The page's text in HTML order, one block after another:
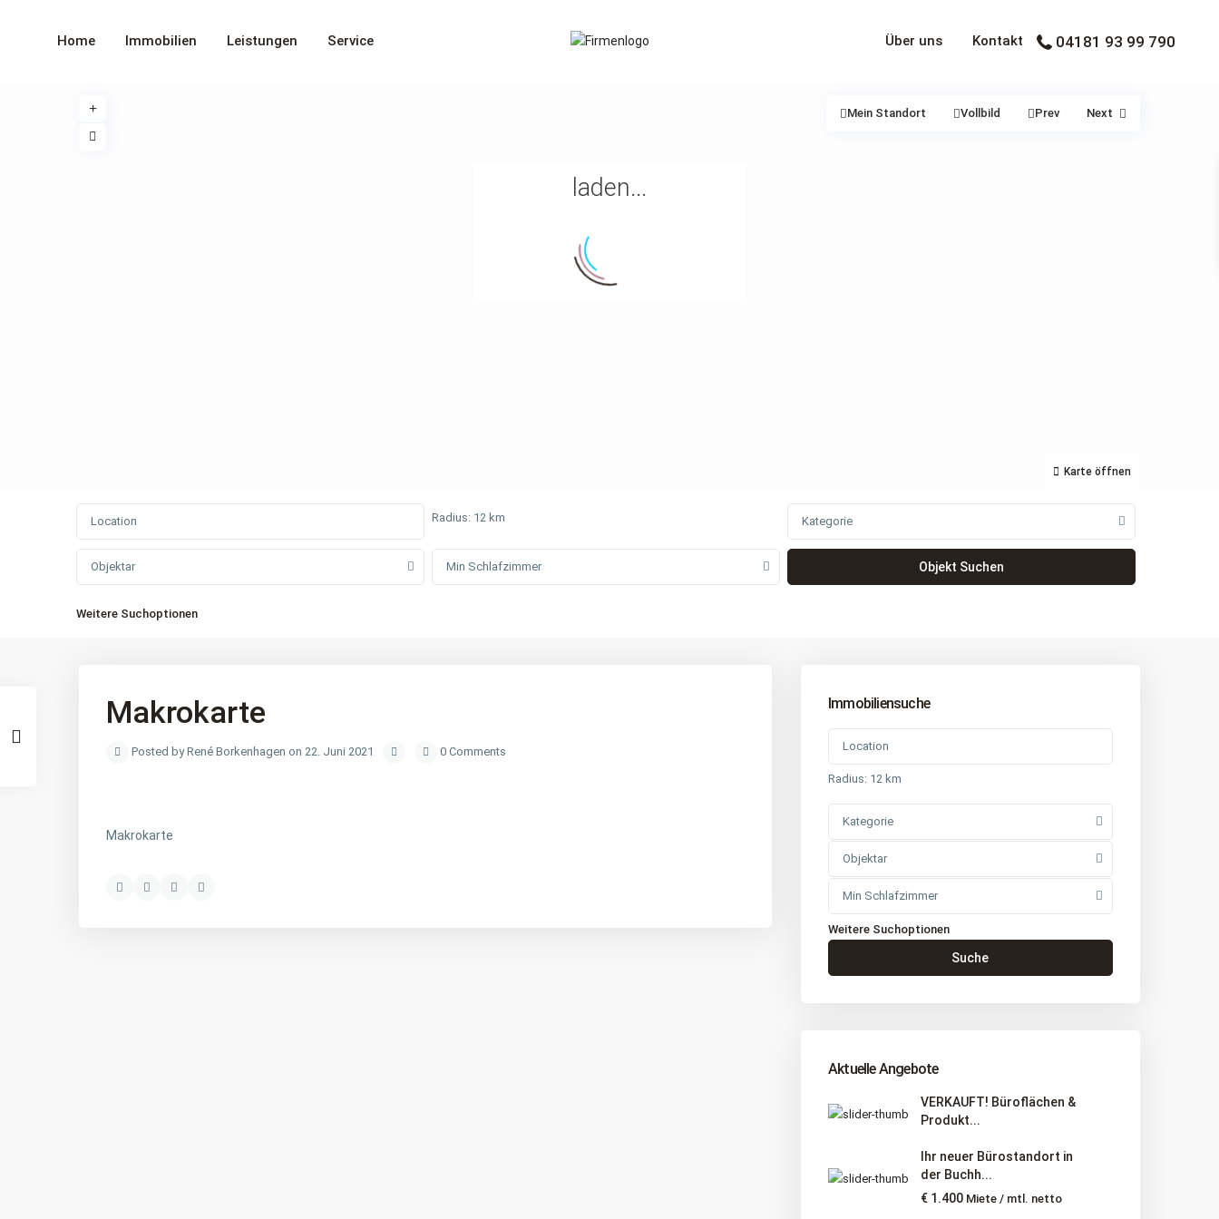
Home Immobilien Leistungen Service Über uns Kontakt 04181 93 99 790
laden...
Karte öffnen
Mein Standort Vollbild Prev Next
Radius: 12 km Kategorie
Objektar Min Schlafzimmer
Weitere Suchoptionen
Makrokarte
Posted by René Borkenhagen on 22. Juni 2021 0 Comments
Makrokarte
Immobiliensuche
Radius: 12 km
Kategorie
Objektar
Min Schlafzimmer
Weitere Suchoptionen
Suche
Aktuelle Angebote
VERKAUFT! Büroflächen &
Produkt...
Ihr neuer Bürostandort in
der Buchh...
€ 1.400 Miete / mtl. netto